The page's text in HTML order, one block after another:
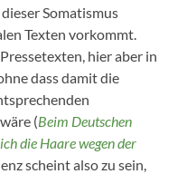
Somatismus
Texten vorkommt.
hier aber in
dass damit die
(Beim Deutschen
die Haarewegen der
scheint also zu sein,